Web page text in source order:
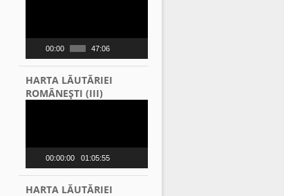
00:00 47:06
HARTA LĂUTĂRIEI
ROMÂNEŞTI (III)
00:00:00 01:05:55
HARTA LĂUTĂRIEI